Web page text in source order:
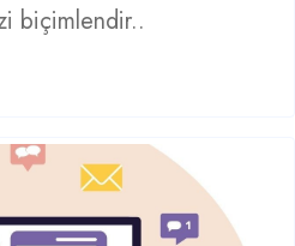
biçimlendir..